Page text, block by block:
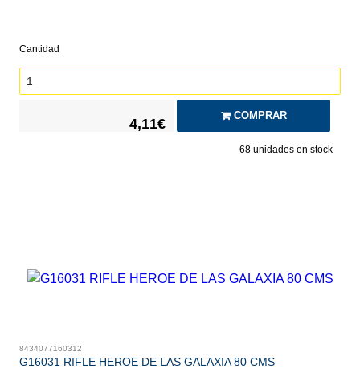
Cantidad
4,11€
COMPRAR
68unidades en stock
8434077160312
G16031 RIFLE HEROE DE LAS GALAXIA 80 CMS